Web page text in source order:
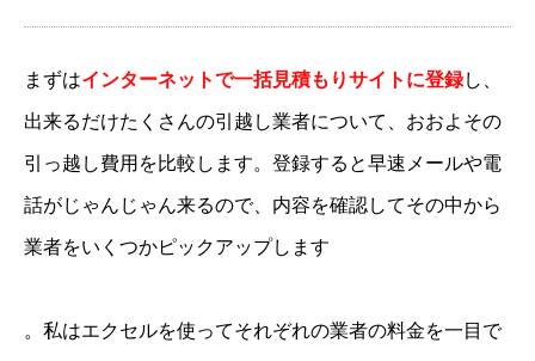
まずはインターネットで一括見積もりサイトに登録し、
出来るだけたくさんの引越し業者について、おおよその
引っ越し費用を比較します。登録すると早速メールや電
話がじゃんじゃん来るので、内容を確認してその中から
業者をいくつかピックアップします
。私はエクセルを使ってそれぞれの業者の料金を一目で